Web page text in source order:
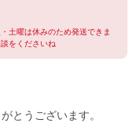
土曜は休みのため発送できま
をくださいね
とうございます。